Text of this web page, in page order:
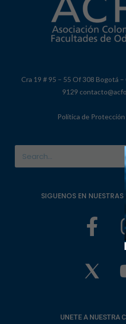
Cra 19 # 95 – 55 Of 308 Bogotá
9129
Política de
SIGUENOS EN NUESTRAS
UNETE A NUESTRA